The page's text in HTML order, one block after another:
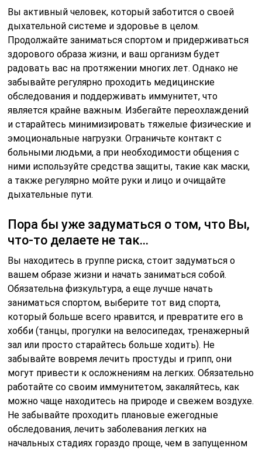
Вы активный человек, который заботится о своей
дыхательной системе и здоровье в целом.
Продолжайте заниматься спортом и придерживаться
здорового образа жизни, и ваш организм будет
радовать вас на протяжении многих лет. Однако не
забывайте регулярно проходить медицинские
обследования и поддерживать иммунитет, что
является крайне важным. Избегайте переохлаждений
и старайтесь минимизировать тяжелые физические и
эмоциональные нагрузки. Ограничьте контакт с
больными людьми, а при необходимости общения с
ними используйте средства защиты, такие как маски,
а также регулярно мойте руки и лицо и очищайте
дыхательные пути.
Пора бы уже задуматься о том, что Вы,
что-то делаете не так…
Вы находитесь в группе риска, стоит задуматься о
вашем образе жизни и начать заниматься собой.
Обязательна физкультура, а еще лучше начать
заниматься спортом, выберите тот вид спорта,
который больше всего нравится, и превратите его в
хобби (танцы, прогулки на велосипедах, тренажерный
зал или просто старайтесь больше ходить). Не
забывайте вовремя лечить простуды и грипп, они
могут привести к осложнениям на легких. Обязательно
работайте со своим иммунитетом, закаляйтесь, как
можно чаще находитесь на природе и свежем воздухе.
Не забывайте проходить плановые ежегодные
обследования, лечить заболевания легких на
начальных стадиях гораздо проще, чем в запущенном